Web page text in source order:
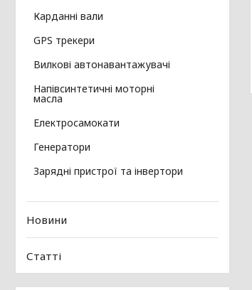
Карданні вали
GPS трекери
Вилкові автонавантажувачі
Напівсинтетичні моторні
масла
Електросамокати
Генератори
Зарядні пристрої та інвертори
Новини
Статті